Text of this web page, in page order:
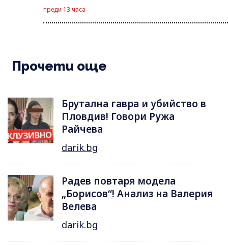
преди 13 часа
Прочети още
Брутална гавра и убийство в
Пловдив! Говори Ружа
Райчева
darik.bg
Радев повтаря модела
„Борисов“! Анализ на Валерия
Велева
darik.bg